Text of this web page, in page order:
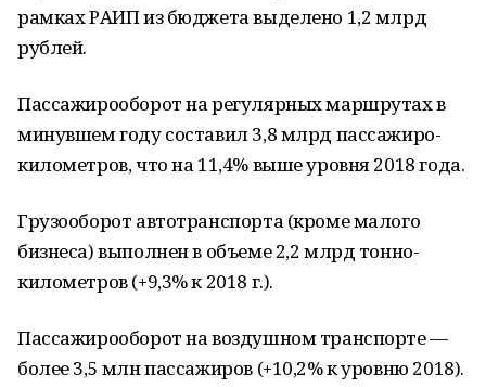
рамках РАИП из бюджета выделено 1,2 млрд
рублей.
Пассажирооборот на регулярных маршрутах в
минувшем году составил 3,8 млрд пассажиро-
километров, что на 11,4% выше уровня 2018 года.
Грузооборот автотранспорта (кроме малого
бизнеса) выполнен в объеме 2,2 млрд тонно-
километров (+9,3% к 2018 г.).
Пассажирооборот на воздушном транспорте —
более 3,5 млн пассажиров (+10,2% к уровню 2018).